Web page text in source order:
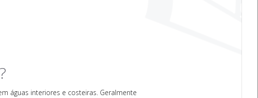
águas interiores e costeiras. Geralmente